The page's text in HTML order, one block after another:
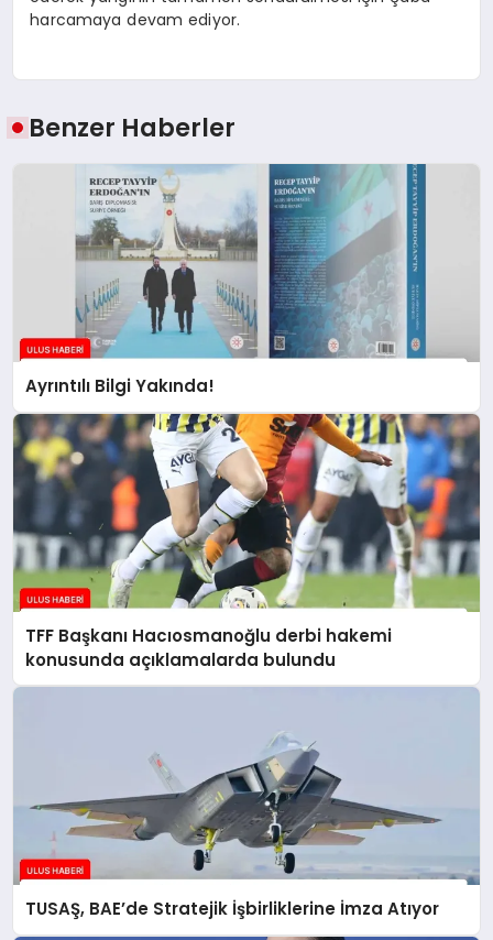
harcamaya devam ediyor.
Benzer Haberler
Ayrıntılı Bilgi Yakında!
TFF Başkanı Hacıosmanoğlu derbi hakemi
konusunda açıklamalarda bulundu
TUSAŞ, BAE’de Stratejik İşbirliklerine İmza Atıyor